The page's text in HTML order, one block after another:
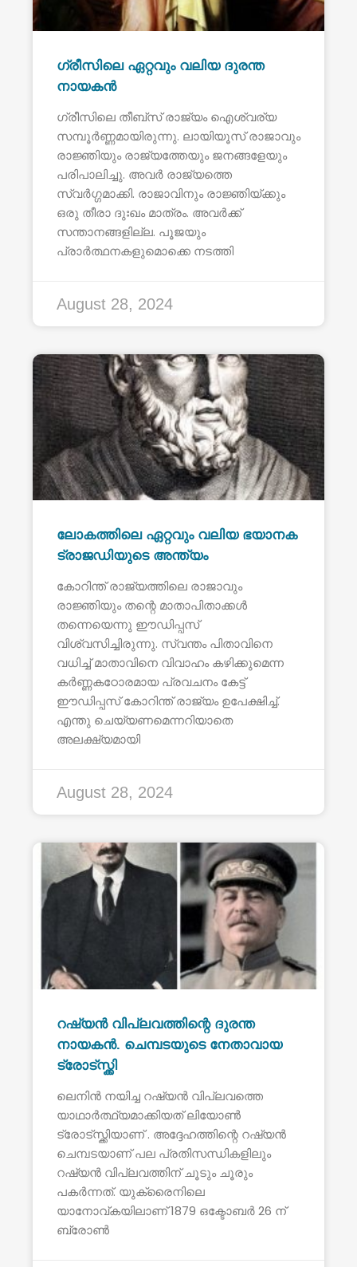
ഗ്രീസിലെ ഏറ്റവും വലിയ ദുരന്ത
നായകൻ
ഗ്രീസിലെ തീബ്സ് രാജ്യം ഐശ്വര്യ
സമ്പൂർണ്ണമായിരുന്നു. ലായിയൂസ് രാജാവും
രാജ്ഞിയും രാജ്യത്തേയും ജനങ്ങളേയും
പരിപാലിച്ചു. അവർ രാജ്യത്തെ
സ്വർഗ്ഗമാക്കി. രാജാവിനും രാജ്ഞിയ്ക്കും
ഒരു തീരാ ദുഃഖം മാത്രം. അവർക്ക്
സന്താനങ്ങളില്ല. പൂജയും
പ്രാർത്ഥനകളുമൊക്കെ നടത്തി
August 28, 2024
ലോകത്തിലെ ഏറ്റവും വലിയ ഭയാനക
ട്രാജഡിയുടെ അന്ത്യം
കോറിന്ത് രാജ്യത്തിലെ രാജാവും
രാജ്ഞിയും തന്റെ മാതാപിതാക്കൾ
തന്നെയെന്നു ഈഡിപ്പസ്
വിശ്വസിച്ചിരുന്നു. സ്വന്തം പിതാവിനെ
വധിച്ച് മാതാവിനെ വിവാഹം കഴിക്കുമെന്ന
കർണ്ണകഠോരമായ പ്രവചനം കേട്ട്
ഈഡിപ്പസ് കോറിന്ത് രാജ്യം ഉപേക്ഷിച്ച്.
എന്തു ചെയ്യണമെന്നറിയാതെ
അലക്ഷ്യമായി
August 28, 2024
റഷ്യൻ വിപ്ലവത്തിന്റെ ദുരന്ത
നായകൻ. ചെമ്പടയുടെ നേതാവായ
ട്രോട്സ്ക്കി
ലെനിൻ നയിച്ച റഷ്യൻ വിപ്ലവത്തെ
യാഥാർത്ഥ്യമാക്കിയത് ലിയോൺ
ട്രോട്സ്ക്കിയാണ് . അദ്ദേഹത്തിന്റെ റഷ്യൻ
ചെമ്പടയാണ് പല പ്രതിസന്ധികളിലും
റഷ്യൻ വിപ്ലവത്തിന് ചൂടും ചൂരും
പകർന്നത്. യുക്രൈനിലെ
യാനോവ്കയിലാണ് 1879 ഒക്ടോബർ 26 ന്
ബ്രോൺ